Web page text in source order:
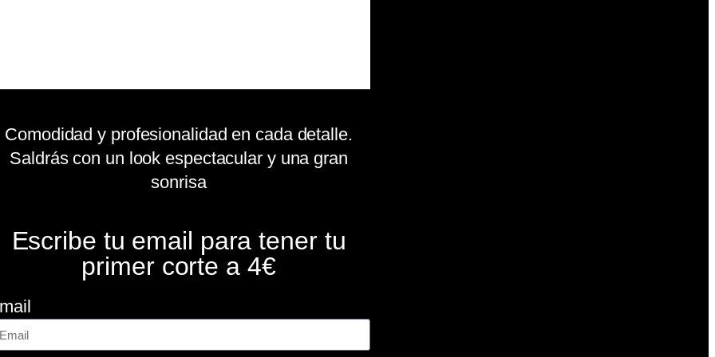
Comodidad y profesionalidad en cada detalle.
Saldrás con un look espectacular y una gran
sonrisa
Escribe tu email para tener tu
primer corte a 4€